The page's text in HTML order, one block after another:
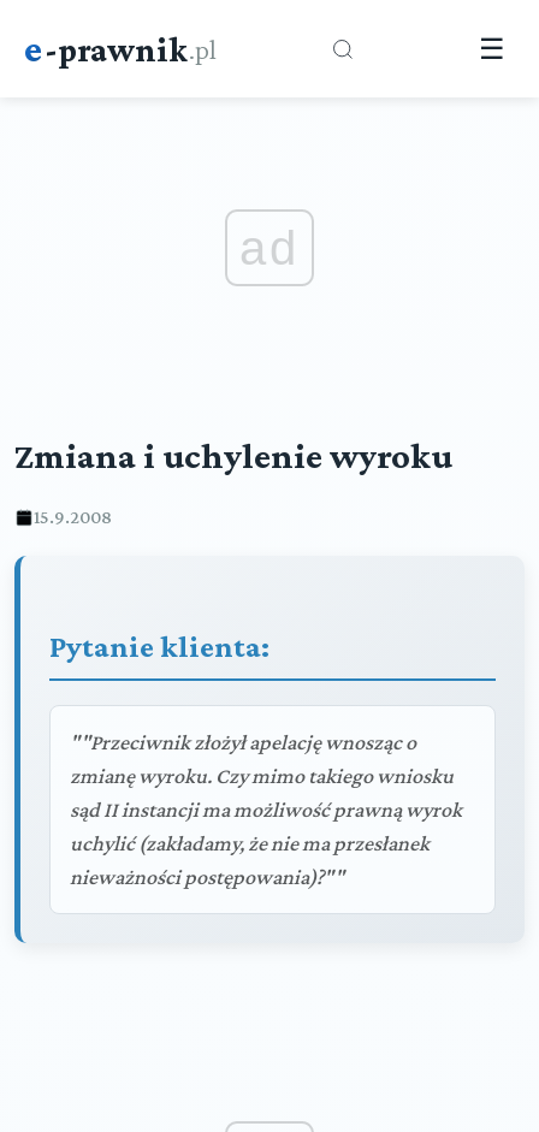
e-prawnik.pl ☰
ad
Zmiana i uchylenie wyroku
15.9.2008
Pytanie klienta:
""Przeciwnik złożył apelację wnosząc o
zmianę wyroku. Czy mimo takiego wniosku
sąd II instancji ma możliwość prawną wyrok
uchylić (zakładamy, że nie ma przesłanek
nieważności postępowania)?""